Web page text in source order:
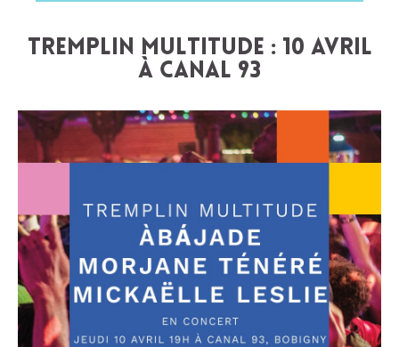
Tremplin Multitude : 10 avril
à Canal 93